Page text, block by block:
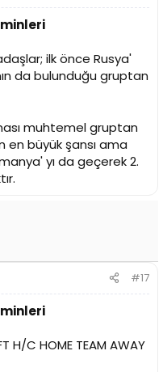
ilk önce Rusya'
da bulunduğu gruptan
muhtemel gruptan
en büyük şansı ama
yı da geçerek 2.
#17
H/C HOME TEAM AWAY